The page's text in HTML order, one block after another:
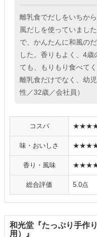
離乳食でだしをいちか
風だしを使っていまし
で、かんたんに和風の
した。香りもよく、4
ても、もりもり食べて
離乳食だけでなく、幼
性／32歳／会社員）
コスパ
味・おいしさ
香り・風味
総合評価 5.0点
和光堂『たっぷり手作
用）』